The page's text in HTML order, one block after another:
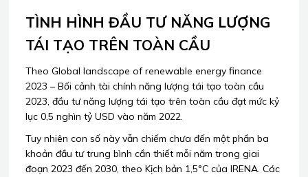
TÌNH HÌNH ĐẦU TƯ NĂNG LƯỢNG
TÁI TẠO TRÊN TOÀN CẦU
Theo Global landscape of renewable energy finance
2023 – Bối cảnh tài chính năng lượng tái tạo toàn cầu
2023, đầu tư năng lượng tái tạo trên toàn cầu đạt mức kỷ
lục 0,5 nghìn tỷ USD vào năm 2022.
Tuy nhiên con số này vẫn chiếm chưa đến một phần ba
khoản đầu tư trung bình cần thiết mỗi năm trong giai
đoạn 2023 đến 2030, theo Kịch bản 1,5°C của IRENA. Các